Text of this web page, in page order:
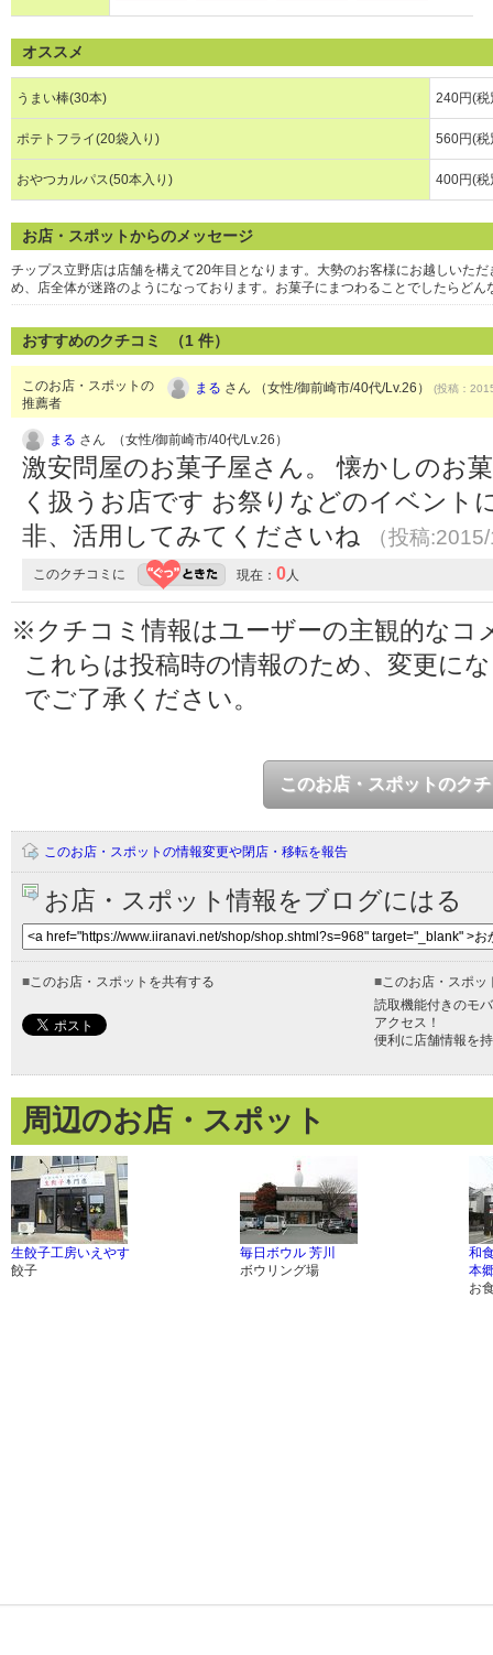
オススメ
うまい棒(30本) 240円(税
ポテトフライ(20袋入り) 560円(税
おやつカルパス(50本入り) 400円(税
お店・スポットからのメッセージ
チップス立野店は店舗を構えて20年目となります。大勢のお客様にお越しいた
め、店全体が迷路のようになっております。お菓子にまつわることでしたらど
おすすめのクチコミ （1 件）
このお店・スポットの
推薦者
まる さん （女性/御前崎市/40代/Lv.26） (投稿：
まる さん （女性/御前崎市/40代/Lv.26）
激安問屋のお菓子屋さん。 懐かしのお
く扱うお店です お祭りなどのイベント
非、活用してみてくださいね
（投稿
このクチコミに 現在： 0人
※クチコミ情報はユーザーの主観的なコ
これらは投稿時の情報のため、変更に
でご了承ください。
このお店・スポットのク
このお店・スポットの情報変更や閉店・移転を報告
お店・スポット情報をブログにはる
■このお店・スポットを共有する ■このお店・スポッ
読取機能付きのモ
アクセス！
便利に店舗情報を
周辺のお店・スポット
生餃子工房いえやす
餃子
毎日ボウル 芳川
ボウリング場
和
本
お